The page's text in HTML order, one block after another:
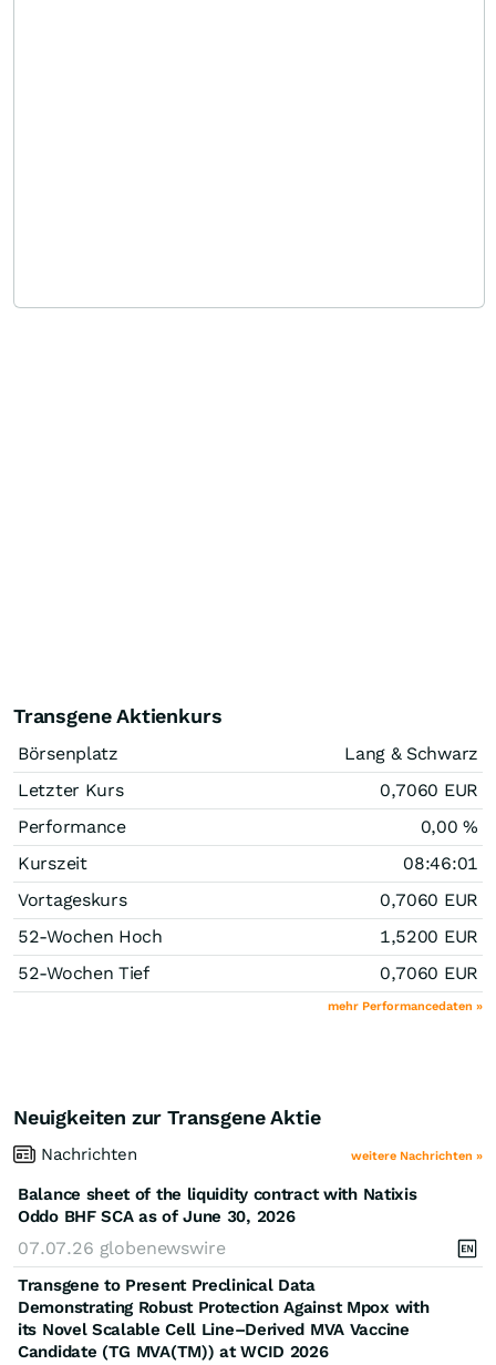
Transgene Aktienkurs
Börsenplatz
Lang & Schwarz
Letzter Kurs
0,7060 EUR
Performance
0,00%
Kurszeit
08:46:01
Vortageskurs
0,7060 EUR
52-Wochen Hoch
1,5200 EUR
52-Wochen Tief
0,7060 EUR
mehr Performancedaten »
Neuigkeiten zur Transgene Aktie
Nachrichten weitere Nachrichten »
Balance sheet of the liquidity contract with Natixis
Oddo BHF SCA as of June 30, 2026
07.07.26 globenewswire
Transgene to Present Preclinical Data
Demonstrating Robust Protection Against Mpox with
its Novel Scalable Cell Line–Derived MVA Vaccine
Candidate (TG MVA(TM)) at WCID 2026